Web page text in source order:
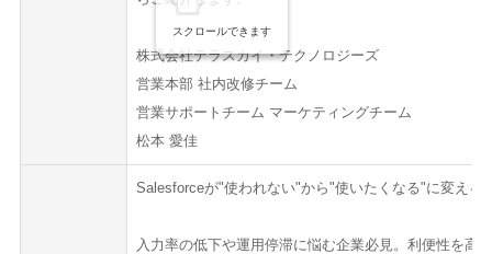
株式会社テラスカイ・テクノロジーズ
営業本部 社内改修チーム
営業サポートチーム マーケティングチーム
松本 愛佳
Salesforceが"使われない"から"使いたくなる"に変える
入力率の低下や運用停滞に悩む企業必見。利便性を高め
スクロールできます